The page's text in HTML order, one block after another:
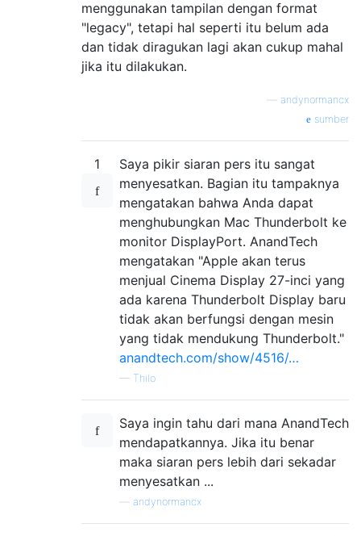
menggunakan tampilan dengan format
"legacy", tetapi hal seperti itu belum ada
dan tidak diragukan lagi akan cukup mahal
jika itu dilakukan.
andynormancx
sumber
1
Saya pikir siaran pers itu sangat
menyesatkan. Bagian itu tampaknya
mengatakan bahwa Anda dapat
menghubungkan Mac Thunderbolt ke
monitor DisplayPort. AnandTech
mengatakan "Apple akan terus
menjual Cinema Display 27-inci yang
ada karena Thunderbolt Display baru
tidak akan berfungsi dengan mesin
yang tidak mendukung Thunderbolt."
anandtech.com/show/4516/…
— Thilo
Saya ingin tahu dari mana AnandTech
mendapatkannya. Jika itu benar
maka siaran pers lebih dari sekadar
menyesatkan ...
andynormancx